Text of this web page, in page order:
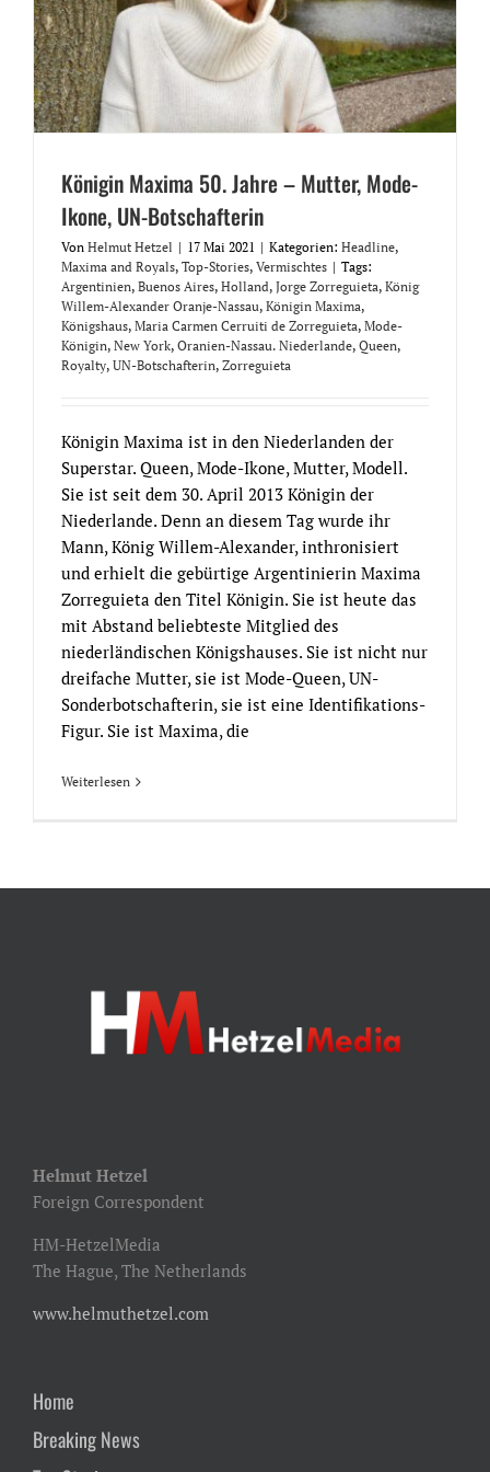
Königin Maxima 50. Jahre – Mutter, Mode-
Ikone, UN-Botschafterin
Von Helmut Hetzel | 17 Mai 2021 | Kategorien: Headline,
Maxima and Royals, Top-Stories, Vermischtes | Tags:
Argentinien, Buenos Aires, Holland, Jorge Zorreguieta, König
Willem-Alexander Oranje-Nassau, Königin Maxima,
Königshaus, Maria Carmen Cerruiti de Zorreguieta, Mode-
Königin, New York, Oranien-Nassau. Niederlande, Queen,
Royalty, UN-Botschafterin, Zorreguieta
Königin Maxima ist in den Niederlanden der
Superstar. Queen, Mode-Ikone, Mutter, Modell.
Sie ist seit dem 30. April 2013 Königin der
Niederlande. Denn an diesem Tag wurde ihr
Mann, König Willem-Alexander, inthronisiert
und erhielt die gebürtige Argentinierin Maxima
Zorreguieta den Titel Königin. Sie ist heute das
mit Abstand beliebteste Mitglied des
niederländischen Königshauses. Sie ist nicht nur
dreifache Mutter, sie ist Mode-Queen, UN-
Sonderbotschafterin, sie ist eine Identifikations-
Figur. Sie ist Maxima, die
Weiterlesen
Helmut Hetzel
Foreign Correspondent
HM-HetzelMedia
The Hague, The Netherlands
www.helmuthetzel.com
Home
Breaking News